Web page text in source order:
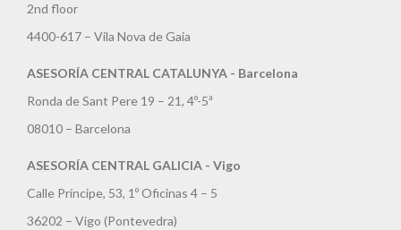
2nd floor
4400-617 – Vila Nova de Gaia
ASESORÍA CENTRAL CATALUNYA - Barcelona
Ronda de Sant Pere 19 – 21, 4º-5ª
08010 – Barcelona
ASESORÍA CENTRAL GALICIA - Vigo
Calle Príncipe, 53, 1º Oficinas 4 – 5
36202 – Vigo (Pontevedra)